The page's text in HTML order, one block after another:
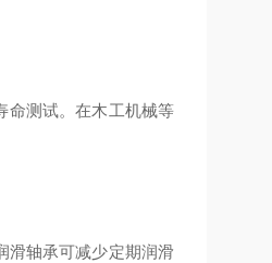
命测试。在木工机械等
滑轴承可减少定期润滑